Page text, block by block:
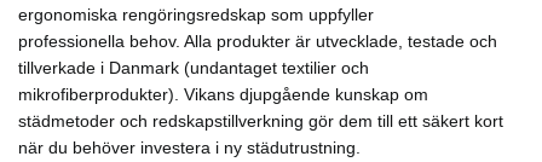
ergonomiska rengöringsredskap som uppfyller
professionella behov. Alla produkter är utvecklade, testade och
tillverkade i Danmark (undantaget textilier och
mikrofiberprodukter). Vikans djupgående kunskap om
städmetoder och redskapstillverkning gör dem till ett säkert kort
när du behöver investera i ny städutrustning.